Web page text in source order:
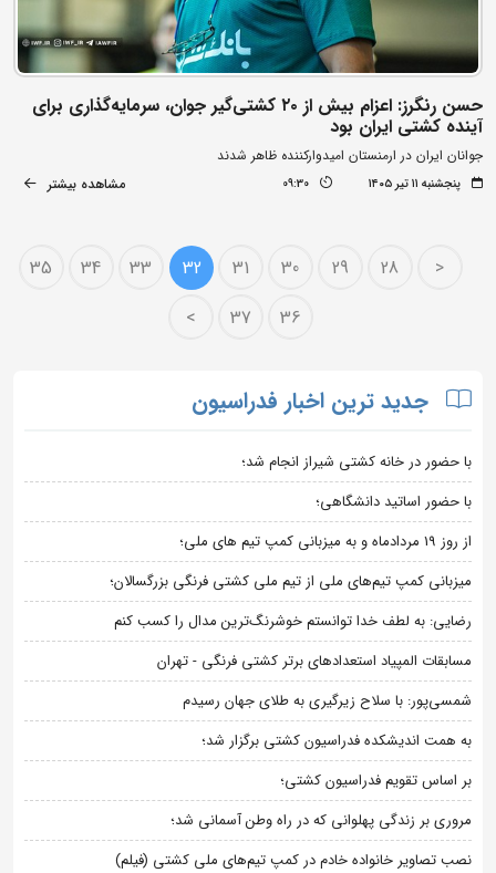
حسن رنگرز: اعزام بیش از ۲۰ کشتی‌گیر جوان، سرمایه‌گذاری برای
آینده کشتی ایران بود
جوانان ایران در ارمنستان امیدوارکننده ظاهر شدند
پنجشنبه ۱۱ تیر ۱۴۰۵ 09:30 مشاهده بیشتر
<
28
29
30
31
32
33
34
35
36
37
>
جدید ترین اخبار فدراسیون
با حضور در خانه کشتی شیراز انجام شد؛
با حضور اساتید دانشگاهی؛
از روز 19 مردادماه و به میزبانی کمپ تیم های ملی؛
میزبانی کمپ تیم‌های ملی از تیم ملی کشتی فرنگی بزرگسالان؛
رضایی: به لطف خدا توانستم خوشرنگ‌ترین مدال را کسب کنم
مسابقات المپیاد استعدادهای برتر کشتی فرنگی - تهران
شمسی‌پور: با سلاح زیرگیری به طلای جهان رسیدم
به همت اندیشکده فدراسیون کشتی برگزار شد؛
بر اساس تقویم فدراسیون کشتی؛
مروری بر زندگی پهلوانی که در راه وطن آسمانی شد؛
نصب تصاویر خانواده خادم در کمپ تیم‌های ملی کشتی (فیلم)